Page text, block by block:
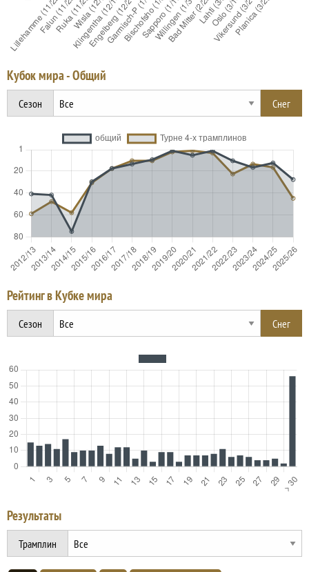
Кубок мира - Общий
Сезон
Рейтинг в Кубке мира
Сезон
Результаты
Трамплин